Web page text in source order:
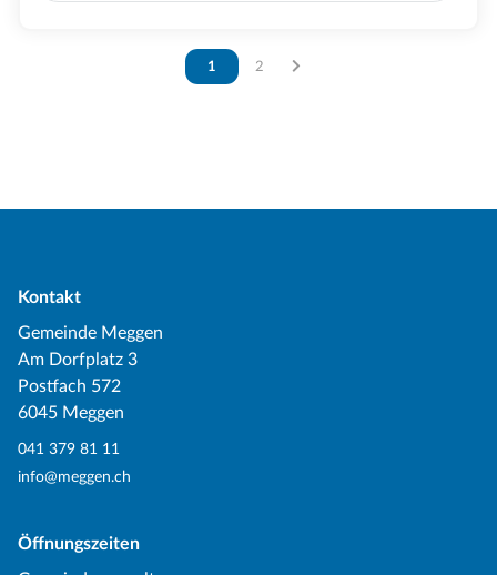
Vous êtes sur la page
1 Vous êtes sur la page
2
Kontakt
Gemeinde Meggen
Am Dorfplatz 3
Postfach 572
6045 Meggen
041 379 81 11
info@meggen.ch
Öffnungszeiten